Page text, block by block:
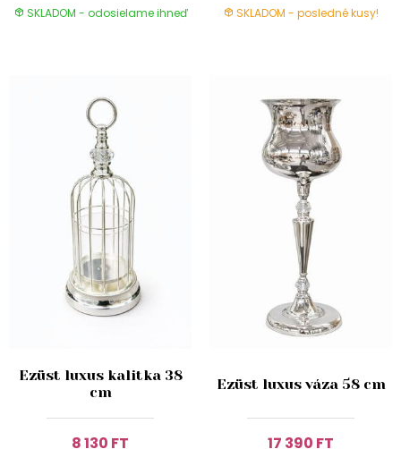
SKLADOM - odosielame ihneď SKLADOM - posledné kusy!
Ezüst luxus kalitka 38
cm
8 130 FT
Ezüst luxus váza 58 cm
17 390 FT